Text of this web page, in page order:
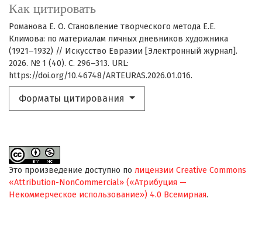
Как цитировать
Романова Е. О. Становление творческого метода Е.Е.
Климова: по материалам личных дневников художника
(1921–1932) // Искусство Евразии [Электронный журнал].
2026. № 1 (40). С. 296–313. URL:
https://doi.org/10.46748/ARTEURAS.2026.01.016.
Форматы цитирования
Это произведение доступно по лицензии Creative Commons
«Attribution-NonCommercial» («Атрибуция —
Некоммерческое использование») 4.0 Всемирная.